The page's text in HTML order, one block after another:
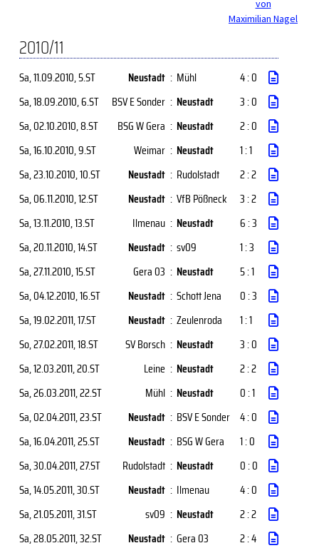
von
Maximilian Nagel
2010/11
Sa, 11.09.2010, 5.ST Neustadt : Mühl
4 : 0
Sa, 18.09.2010, 6.ST BSV E Sonder : Neustadt
3 : 0
Sa, 02.10.2010, 8.ST BSG W Gera : Neustadt
2 : 0
Sa, 16.10.2010, 9.ST Weimar : Neustadt
1 : 1
Sa, 23.10.2010, 10.ST Neustadt : Rudolstadt
2 : 2
Sa, 06.11.2010, 12.ST Neustadt : VfB Pößneck
3 : 2
Sa, 13.11.2010, 13.ST Ilmenau : Neustadt
6 : 3
Sa, 20.11.2010, 14.ST Neustadt : sv09
1 : 3
Sa, 27.11.2010, 15.ST Gera 03 : Neustadt
5 : 1
Sa, 04.12.2010, 16.ST Neustadt : Schott Jena
0 : 3
Sa, 19.02.2011, 17.ST Neustadt : Zeulenroda
1 : 1
So, 27.02.2011, 18.ST SV Borsch : Neustadt
3 : 0
Sa, 12.03.2011, 20.ST Leine : Neustadt
2 : 2
Sa, 26.03.2011, 22.ST Mühl : Neustadt
0 : 1
Sa, 02.04.2011, 23.ST Neustadt : BSV E Sonder 4 : 0
Sa, 16.04.2011, 25.ST Neustadt : BSG W Gera
1 : 0
Sa, 30.04.2011, 27.ST Rudolstadt : Neustadt
0 : 0
Sa, 14.05.2011, 30.ST Neustadt : Ilmenau
4 : 0
Sa, 21.05.2011, 31.ST sv09 : Neustadt
2 : 2
Sa, 28.05.2011, 32.ST Neustadt : Gera 03 2 : 4